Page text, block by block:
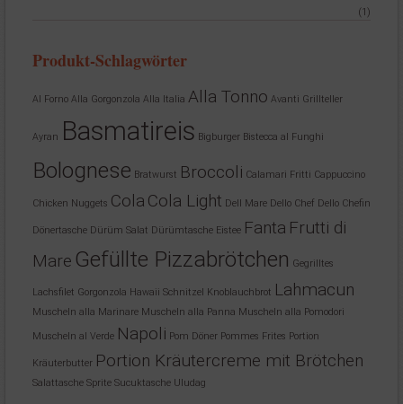
(1)
Produkt-Schlagwörter
Al Forno Alla Gorgonzola Alla Italia Alla Tonno Avanti Grillteller
Ayran Basmatireis Bigburger Bistecca al Funghi
Bolognese Bratwurst Broccoli Calamari Fritti Cappuccino
Chicken Nuggets Cola Cola Light Dell Mare Dello Chef Dello Chefin
Dönertasche Dürüm Salat Dürümtasche Eistee Fanta Frutti di
Mare Gefüllte Pizzabrötchen Gegrilltes
Lachsfilet Gorgonzola Hawaii Schnitzel Knoblauchbrot Lahmacun
Muscheln alla Marinare Muscheln alla Panna Muscheln alla Pomodori
Muscheln al Verde Napoli Pom Döner Pommes Frites Portion
Kräuterbutter Portion Kräutercreme mit Brötchen
Salattasche Sprite Sucuktasche Uludag